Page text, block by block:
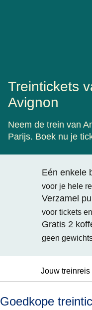
Treintickets
Avignon
Neem de trein van
Parijs. Boek nu je
Eén enkele
voor je hele
Verzamel
voor tickets
Gratis 2
geen
Jouw treinreis
Goedkope